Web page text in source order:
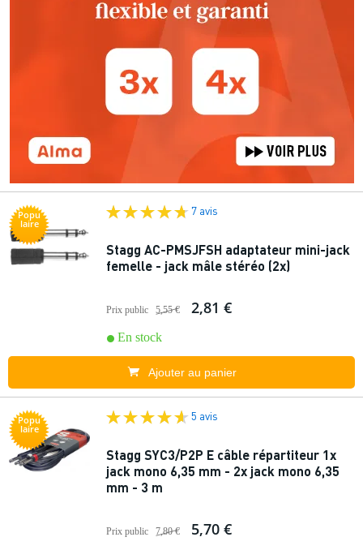
Popu
laire
7 avis
Stagg AC-PMSJFSH adaptateur mini-jack
femelle - jack mâle stéréo (2x)
Prix public 5,55 € 2,81 €
En stock
Ajouter au panier
Popu
laire
5 avis
Stagg SYC3/P2P E câble répartiteur 1x
jack mono 6,35 mm - 2x jack mono 6,35
mm - 3 m
Prix public 7,80 € 5,70 €